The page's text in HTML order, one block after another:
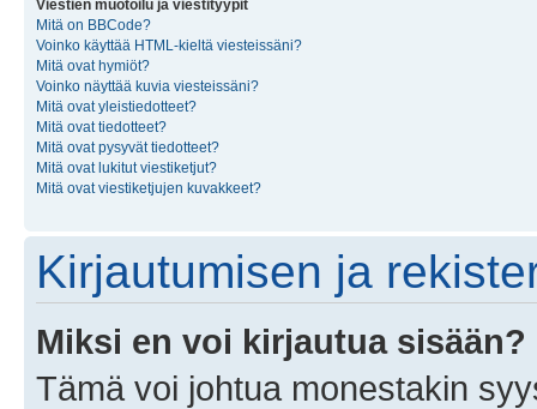
Viestien muotoilu ja viestityypit
Mitä on BBCode?
Voinko käyttää HTML-kieltä viesteissäni?
Mitä ovat hymiöt?
Voinko näyttää kuvia viesteissäni?
Mitä ovat yleistiedotteet?
Mitä ovat tiedotteet?
Mitä ovat pysyvät tiedotteet?
Mitä ovat lukitut viestiketjut?
Mitä ovat viestiketjujen kuvakkeet?
Kirjautumisen ja
Miksi en voi kirjautua sisään?
Tämä voi johtua monestakin